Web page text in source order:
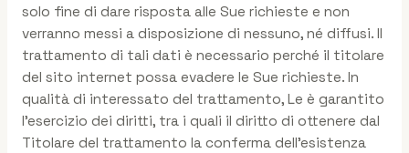
solo fine di dare risposta alle Sue richieste e non
verranno messi a disposizione di nessuno, né diffusi. Il
trattamento di tali dati è necessario perché il titolare
del sito internet possa evadere le Sue richieste. In
qualità di interessato del trattamento, Le è garantito
l’esercizio dei diritti, tra i quali il diritto di ottenere dal
Titolare del trattamento la conferma dell’esistenza